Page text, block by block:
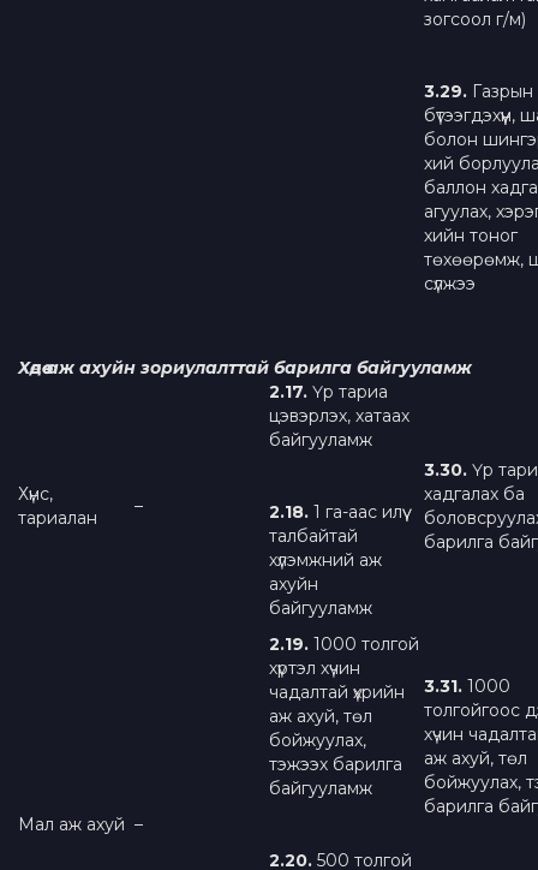
зогсоол г/м)
3.29.
бүтээгдэхүүн,
болон
хий
баллон
агуулах,
хийн тоног
төхөөрөмж,
сүлжээ
Хөдөө аж ахуйн зориулалттай барилга байгууламж
Хүнс,
тариалан
–
2.17. Үр тариа
цэвэрлэх, хатаах
байгууламж
2.18. 1 га-аас илүү
талбайтай
хүлэмжний аж
ахуйн
байгууламж
3.30. Үр
хадгалах ба
барилга
Мал аж ахуй –
2.19. 1000 толгой
хүртэл хүчин
чадалтай үхрийн
аж ахуй, төл
бойжуулах,
тэжээх барилга
байгууламж
2.20. 500 толгой
3.31. 1000
толгойгоос
хүчин
аж ахуй, төл
бойжуулах,
барилга